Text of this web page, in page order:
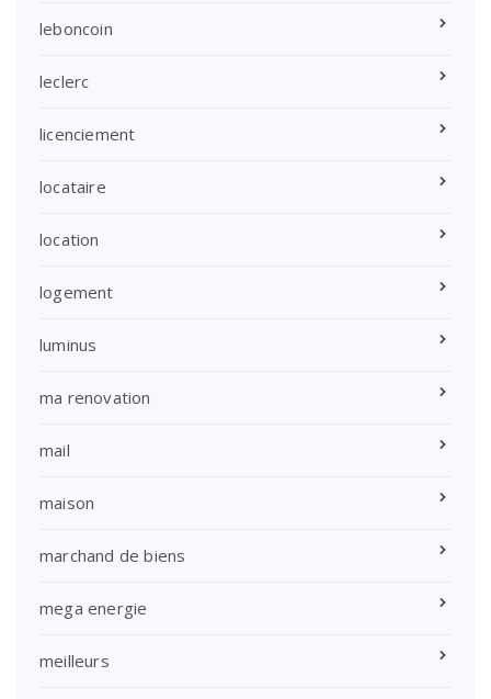
leboncoin
leclerc
licenciement
locataire
location
logement
luminus
ma renovation
mail
maison
marchand de biens
mega energie
meilleurs